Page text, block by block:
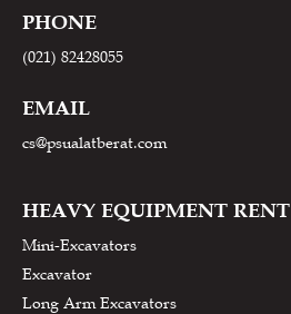
PHONE
(021) 82428055
EMAIL
cs@psualatberat.com
HEAVY EQUIPMENT RENT
Mini-Excavators
Excavator
Long Arm Excavators